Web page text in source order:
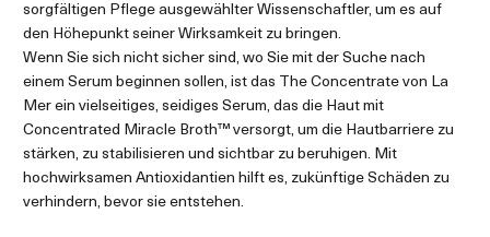
sorgfältigen Pflege ausgewählter Wissenschaftler, um es auf
den Höhepunkt seiner Wirksamkeit zu bringen.
Wenn Sie sich nicht sicher sind, wo Sie mit der Suche nach
einem Serum beginnen sollen, ist das The Concentrate von La
Mer ein vielseitiges, seidiges Serum, das die Haut mit
Concentrated Miracle Broth™ versorgt, um die Hautbarriere zu
stärken, zu stabilisieren und sichtbar zu beruhigen. Mit
hochwirksamen Antioxidantien hilft es, zukünftige Schäden zu
verhindern, bevor sie entstehen.